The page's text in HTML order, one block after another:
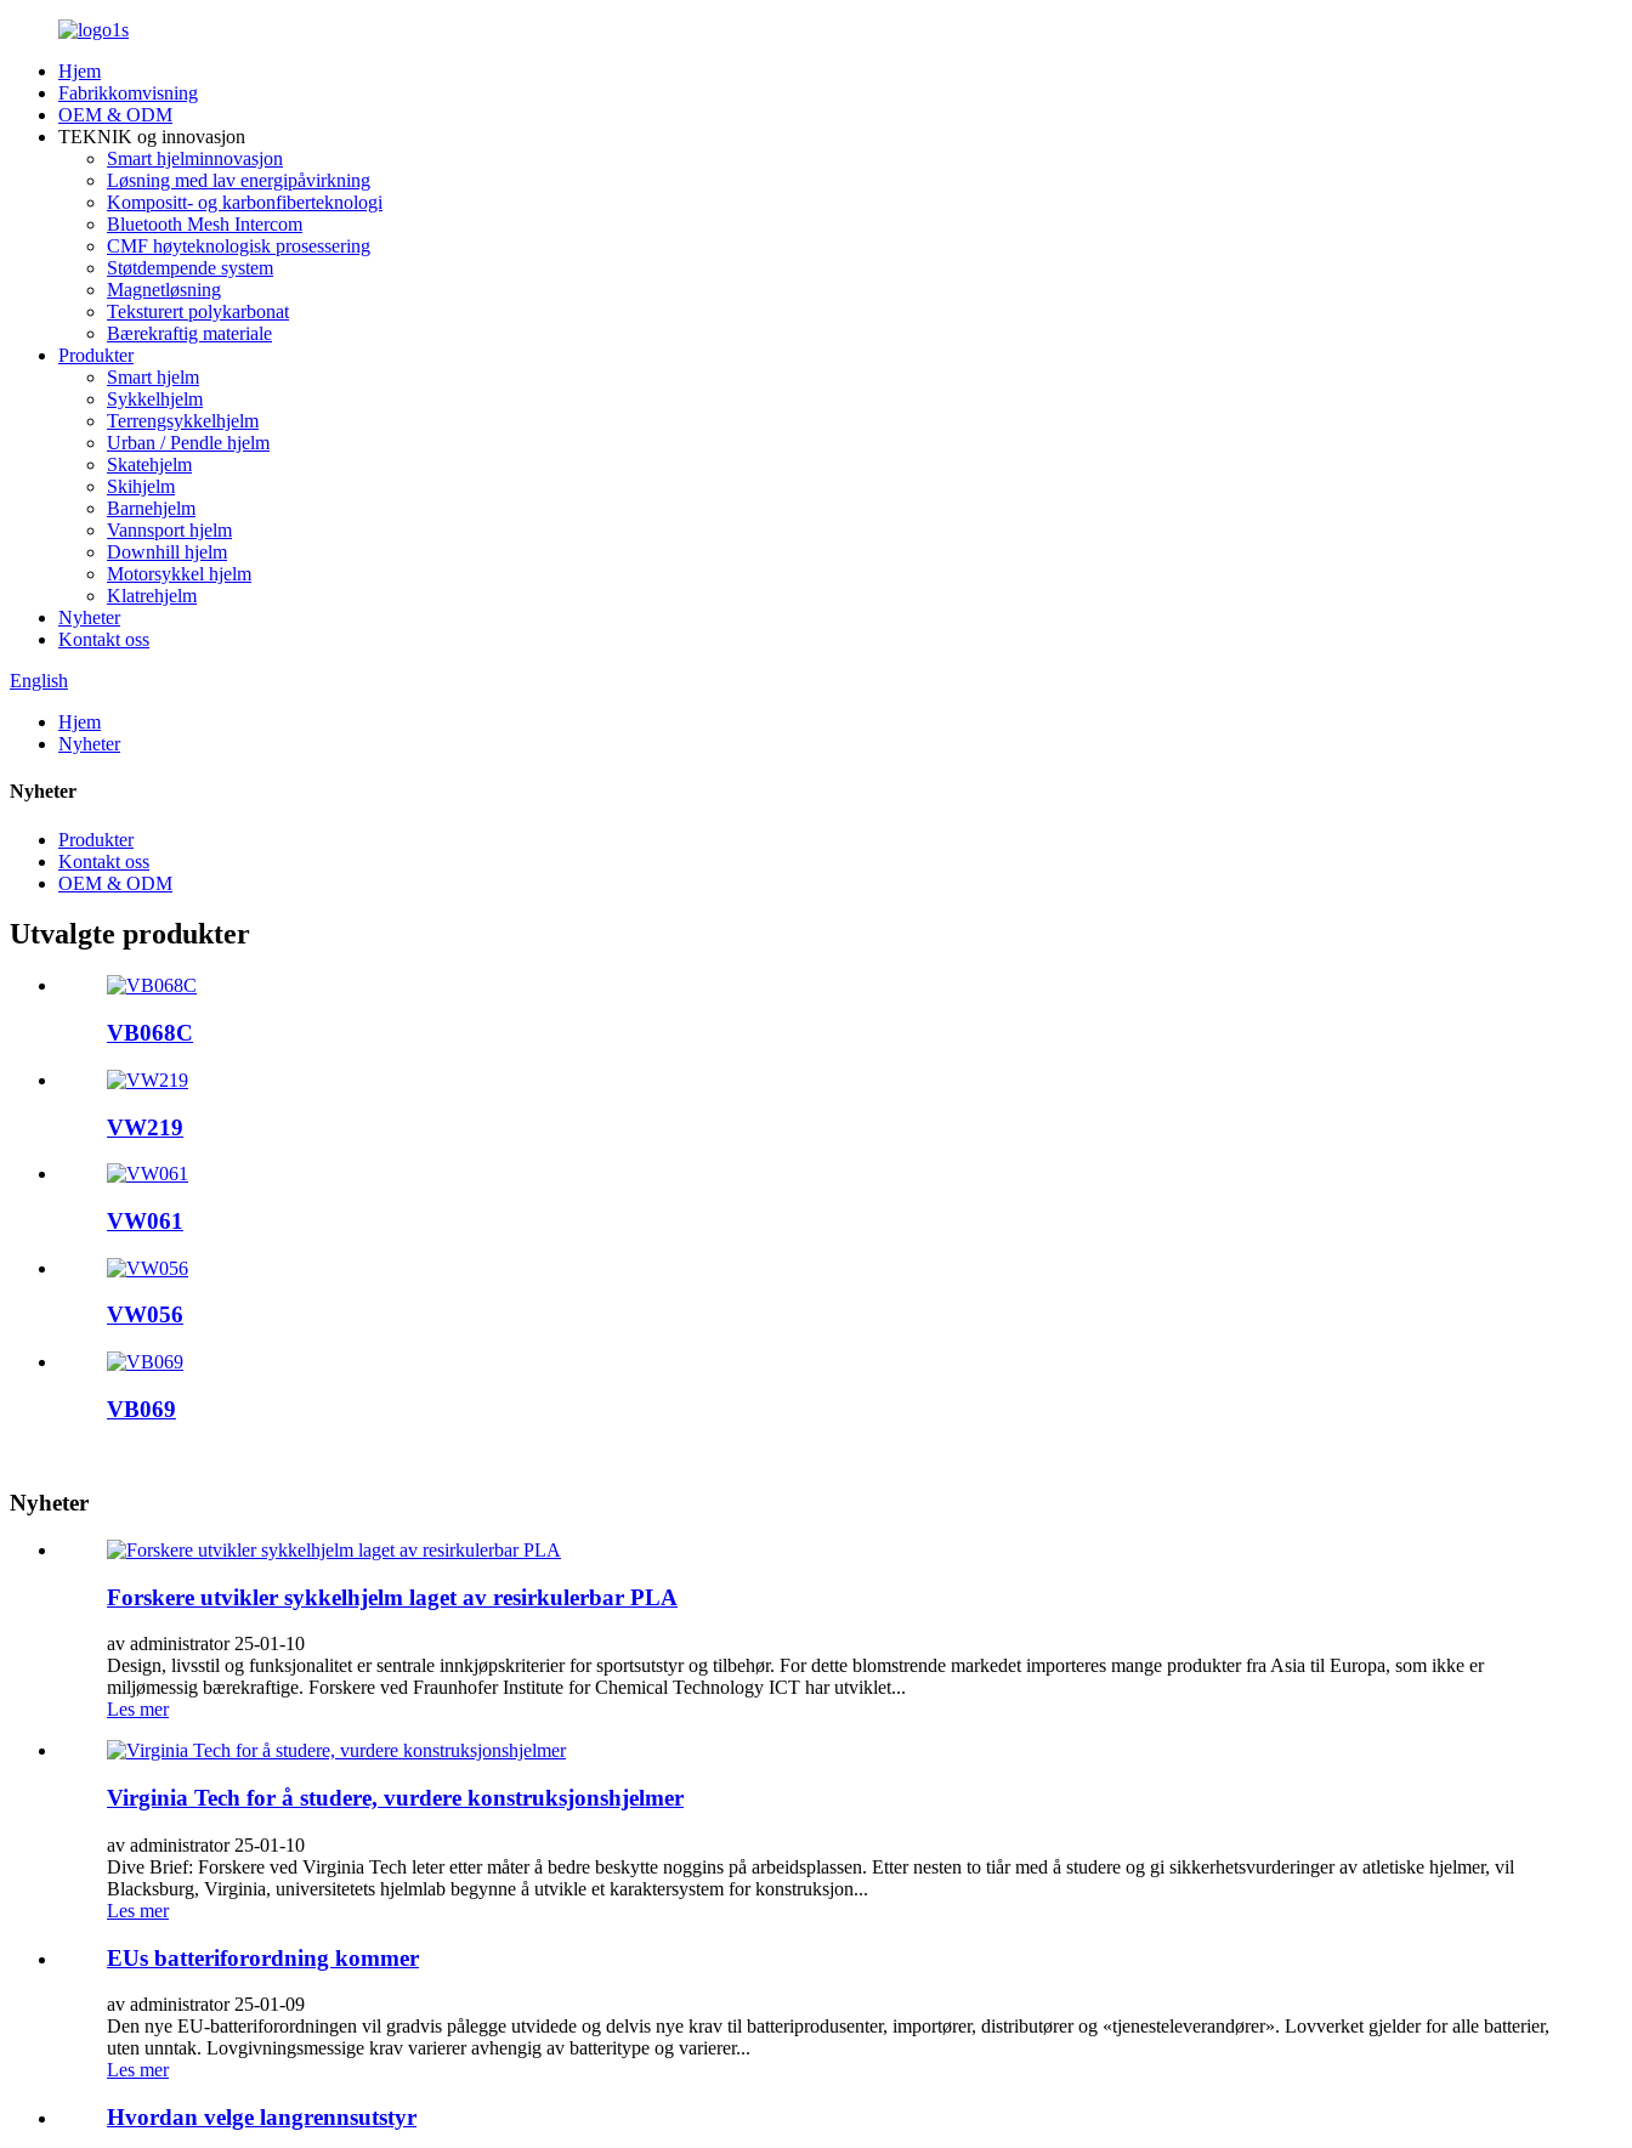
Hjem
Fabrikkomvisning
OEM & ODM
TEKNIK og innovasjon
Smart hjelminnovasjon
Løsning med lav energipåvirkning
Kompositt- og karbonfiberteknologi
Bluetooth Mesh Intercom
CMF høyteknologisk prosessering
Støtdempende system
Magnetløsning
Teksturert polykarbonat
Bærekraftig materiale
Produkter
Smart hjelm
Sykkelhjelm
Terrengsykkelhjelm
Urban / Pendle hjelm
Skatehjelm
Skihjelm
Barnehjelm
Vannsport hjelm
Downhill hjelm
Motorsykkel hjelm
Klatrehjelm
Nyheter
Kontakt oss
English
Hjem
Nyheter
Nyheter
Produkter
Kontakt oss
OEM & ODM
Utvalgte produkter
VB068C
VW219
VW061
VW056
VB069
Nyheter
Forskere utvikler sykkelhjelm laget av resirkulerbar PLA
av administrator 25-01-10
Design, livsstil og funksjonalitet er sentrale innkjøpskriterier for sportsutstyr og tilbehør. For dette blomstrende markedet importeres mange produkter fra Asia til Europa, som ikke er
miljømessig bærekraftige. Forskere ved Fraunhofer Institute for Chemical Technology ICT har utviklet...
Les mer
Virginia Tech for å studere, vurdere konstruksjonshjelmer
av administrator 25-01-10
Dive Brief: Forskere ved Virginia Tech leter etter måter å bedre beskytte noggins på arbeidsplassen. Etter nesten to tiår med å studere og gi sikkerhetsvurderinger av atletiske hjelmer, vil
Blacksburg, Virginia, universitetets hjelmlab begynne å utvikle et karaktersystem for konstruksjon...
Les mer
EUs batteriforordning kommer
av administrator 25-01-09
Den nye EU-batteriforordningen vil gradvis pålegge utvidede og delvis nye krav til batteriprodusenter, importører, distributører og «tjenesteleverandører». Lovverket gjelder for alle batterier,
uten unntak. Lovgivningsmessige krav varierer avhengig av batteritype og varierer...
Les mer
Hvordan velge langrennsutstyr